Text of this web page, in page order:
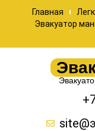
Главная
Эвакуатор